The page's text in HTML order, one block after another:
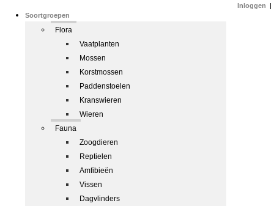
Soortgroepen
Flora
Vaatplanten
Mossen
Korstmossen
Paddenstoelen
Kranswieren
Wieren
Fauna
Zoogdieren
Reptielen
Amfibieën
Vissen
Dagvlinders
Inloggen |